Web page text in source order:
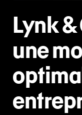
Lynk
une